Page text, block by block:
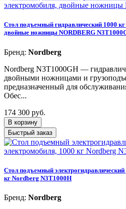
Стол подъемный гидравлический 1000
двойные ножницы NORDBERG
Бренд: Nordberg
Nordberg N3T1000GH —
двойными ножницами и
предназначенный для
Обес...
174 300 руб.
В корзину
Быстрый заказ
Стол подъемный
кг Nordberg N3T1000H
Бренд: Nordberg